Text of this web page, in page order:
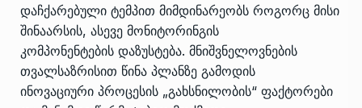
დაჩქარებული ტემპით მიმდინარეობს როგორც მისი
შინაარსის, ასევე მონიტორინგის
კომპონენტების დაზუსტება. მნიშვნელოვნების
თვალსაზრისით წინა პლანზე გამოდის
ინოვაციური პროცესის „გახსნილობის“ ფაქტორები